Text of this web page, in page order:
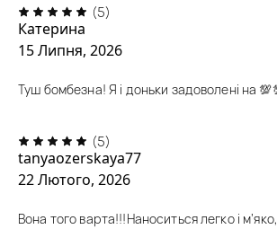
(5)
Катерина
15 Липня, 2026
Туш бомбезна! Я і доньки задоволені на
(5)
tanyaozerskaya77
22 Лютого, 2026
Вона того варта!!!Наноситься легко і